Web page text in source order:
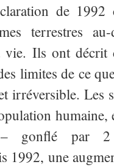
de 1992
terrestres
Ils ont décrit
limites de ce
irréversible. Les
gonflé par 2
1992, une